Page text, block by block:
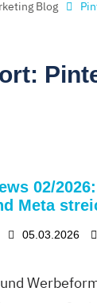
Blog
02/
Meta
05.03.2026